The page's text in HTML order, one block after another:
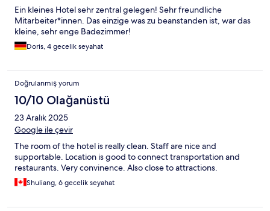
Ein kleines Hotel sehr zentral gelegen! Sehr freundliche
Mitarbeiter*innen. Das einzige was zu beanstanden ist, war das
kleine, sehr enge Badezimmer!
Doris, 4 gecelik seyahat
Doğrulanmış yorum
10/10 Olağanüstü
23 Aralık 2025
Google ile çevir
The room of the hotel is really clean. Staff are nice and
supportable. Location is good to connect transportation and
restaurants. Very convinence. Also close to attractions.
Shuliang, 6 gecelik seyahat